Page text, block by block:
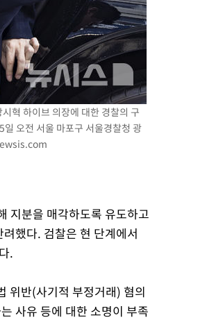
혁 하이브 의장에 대한 경찰의 구
오전 서울 마포구 서울경찰청 광
지분을 매각하도록 유도하고
했다. 검찰은 현 단계에서
.
위반(사기적 부정거래) 혐의
사유 등에 대한 소명이 부족